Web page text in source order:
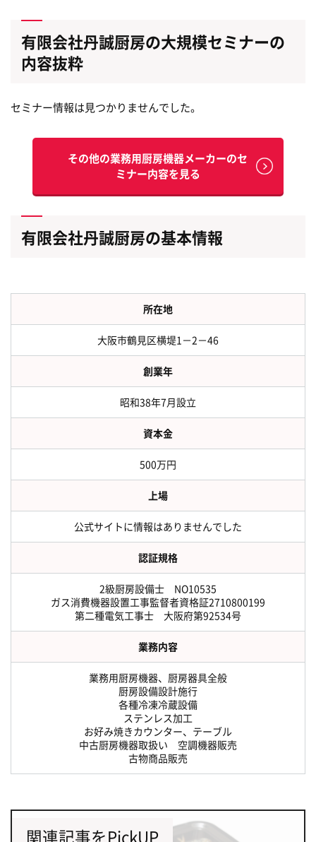
有限会社丹誠厨房の大規模セミナーの
内容抜粋
セミナー情報は見つかりませんでした。
その他の業務用厨房機器メーカーのセ
ミナー内容を見る
有限会社丹誠厨房の基本情報
所在地
大阪市鶴見区横堤1－2－46
創業年
昭和38年7月設立
資本金
500万円
上場
公式サイトに情報はありませんでした
認証規格
2級厨房設備士 NO10535
ガス消費機器設置工事監督者資格証2710800199
第二種電気工事士 大阪府第92534号
業務内容
業務用厨房機器、厨房器具全般
厨房設備設計施行
各種冷凍冷蔵設備
ステンレス加工
お好み焼きカウンター、テーブル
中古厨房機器取扱い 空調機器販売
古物商品販売
関連記事をPickUP